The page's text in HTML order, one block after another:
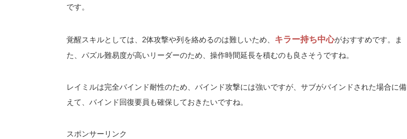
です。
覚醒スキルとしては、2体攻撃や列を絡めるのは難しいため、 キラー持ち中心がおすすめです。ま
た、パズル難易度が高いリーダーのため、操作時間延長を積むのも良さそうですね。
レイミルは完全バインド耐性のため、バインド攻撃には強いですが、サブがバインドされた場合に備
えて、バインド回復要員も確保しておきたいですね。
スポンサーリンク